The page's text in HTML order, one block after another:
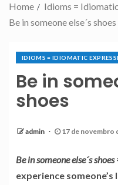
Home
Idioms =
Be in someone else´s shoes
IDIOMS = IDIOMATIC
Be in
shoes
admin 17 de novembro
Be in someone else´s shoes
experience someone’s